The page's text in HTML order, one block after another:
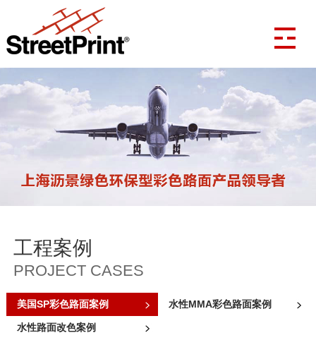
工程案例
PROJECT CASES
美国SP彩色路面案例 水性MMA彩色路面案例
水性路面改色案例